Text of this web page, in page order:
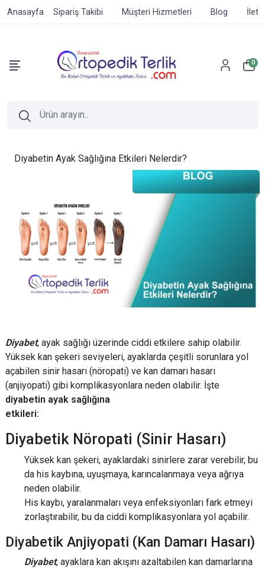
Anasayfa Sipariş Takibi Müşteri Hizmetleri Blog
0
Diyabetin Ayak Sağlığına Etkileri Nelerdir?
Diyabet, ayak sağlığı üzerinde ciddi etkilere sahip olabilir.
Yüksek kan şekeri seviyeleri, ayaklarda çeşitli sorunlara yol
açabilen sinir hasarı (nöropati) ve kan damarı hasarı
(anjiyopati) gibi komplikasyonlara neden olabilir. İşte
diyabetin ayak sağlığına
etkileri:
Diyabetik Nöropati (Sinir Hasarı)
Yüksek kan şekeri, ayaklardaki sinirlere zarar verebilir, bu
da his kaybına, uyuşmaya, karıncalanmaya veya ağrıya
neden olabilir.
His kaybı, yaralanmaları veya enfeksiyonları fark etmeyi
zorlaştırabilir, bu da ciddi komplikasyonlara yol açabilir.
Diyabetik Anjiyopati (Kan Damarı Hasarı)
Diyabet, ayaklara kan akışını azaltabilen kan damarlarına